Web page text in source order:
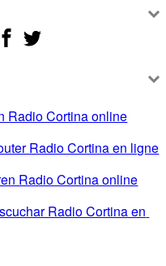
Radio Cortina online
Radio Cortina en ligne
Radio Cortina online
Radio Cortina en